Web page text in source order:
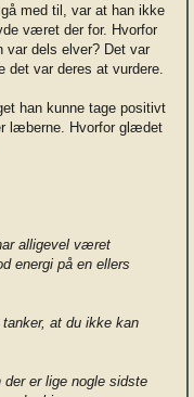
med til, var at han ikke
været der for. Hvorfor
var dels elver? Det var
var deres at vurdere.
han kunne tage positivt
læberne. Hvorfor glædet
alligevel været
energi på en ellers
at du ikke kan
er lige nogle sidste